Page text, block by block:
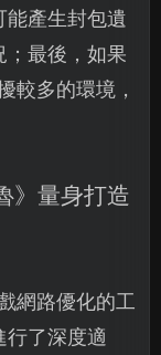
能產生封包遺
；最後，如果
較多的環境，
》量身打造
網路優化的工
行了深度適